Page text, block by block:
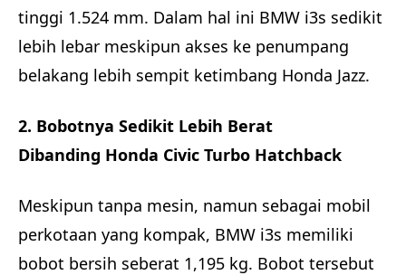
tinggi 1.524 mm. Dalam hal ini BMW i3s sedikit
lebih lebar meskipun akses ke penumpang
belakang lebih sempit ketimbang Honda Jazz.
2. Bobotnya Sedikit Lebih Berat
Dibanding Honda Civic Turbo Hatchback
Meskipun tanpa mesin, namun sebagai mobil
perkotaan yang kompak, BMW i3s memiliki
bobot bersih seberat 1,195 kg. Bobot tersebut